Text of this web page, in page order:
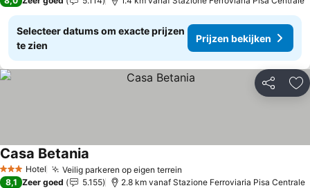
Selecteer datums om exacte prijzen
te zien
Prijzen bekijken
Delen
3 SterrenHotel Veilig parkeren op eigen terrein
Casa Betania
8,1 Zeer goed 5.155 2.8 km vanaf Stazione Ferroviaria Pisa Centrale